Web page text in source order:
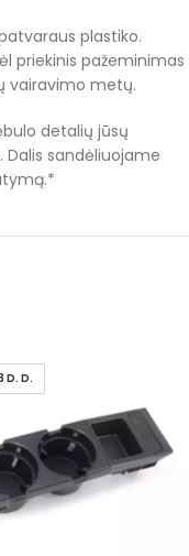
plastiko.
priekinis pažeminimas
vairavimo metų.
detalių jūsų
sandėliuojame
D. D.